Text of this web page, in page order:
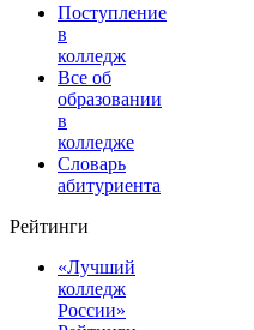
Поступление
в
колледж
Все об
образовании
в
колледже
Словарь
абитуриента
Рейтинги
«Лучший
колледж
России»